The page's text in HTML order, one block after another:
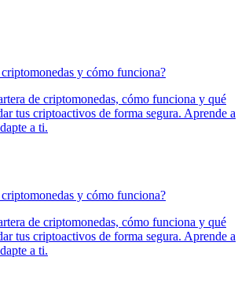
criptomonedas y cómo funciona?
de criptomonedas, cómo funciona y qué
tus criptoactivos de forma segura. Aprende a
a ti.
criptomonedas y cómo funciona?
de criptomonedas, cómo funciona y qué
tus criptoactivos de forma segura. Aprende a
a ti.